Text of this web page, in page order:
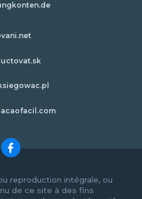
reproduction intégrale, ou
de ce site à des fins